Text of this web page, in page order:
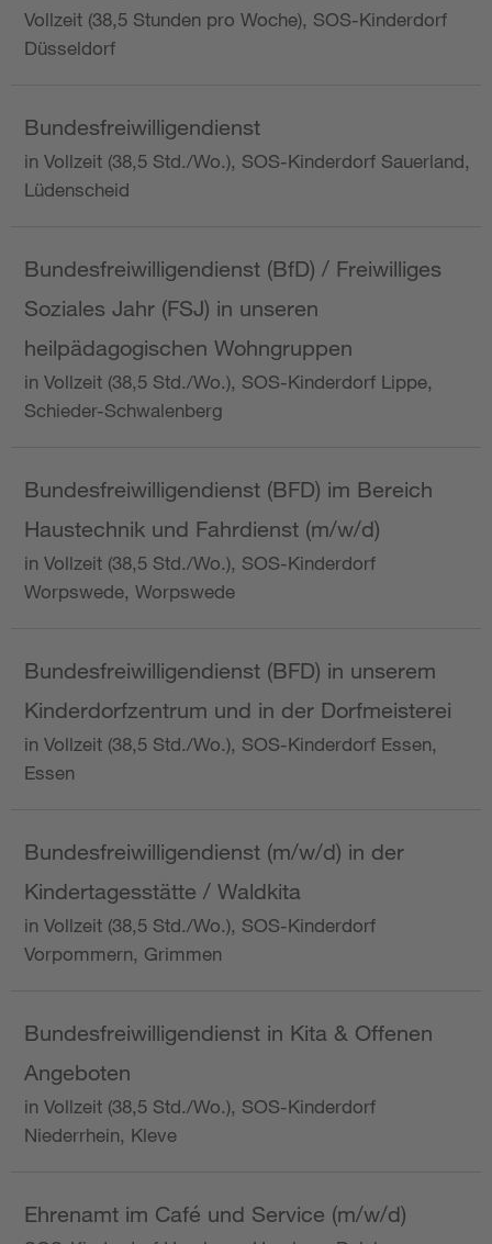
Vollzeit (38,5 Stunden pro Woche), SOS-Kinderdorf
Düsseldorf
Bundesfreiwilligendienst
in Vollzeit (38,5 Std./Wo.), SOS-Kinderdorf Sauerland,
Lüdenscheid
Bundesfreiwilligendienst (BfD) / Freiwilliges
Soziales Jahr (FSJ) in unseren
heilpädagogischen Wohngruppen
in Vollzeit (38,5 Std./Wo.), SOS-Kinderdorf Lippe,
Schieder-Schwalenberg
Bundesfreiwilligendienst (BFD) im Bereich
Haustechnik und Fahrdienst (m/w/d)
in Vollzeit (38,5 Std./Wo.), SOS-Kinderdorf
Worpswede, Worpswede
Bundesfreiwilligendienst (BFD) in unserem
Kinderdorfzentrum und in der Dorfmeisterei
in Vollzeit (38,5 Std./Wo.), SOS-Kinderdorf Essen,
Essen
Bundesfreiwilligendienst (m/w/d) in der
Kindertagesstätte / Waldkita
in Vollzeit (38,5 Std./Wo.), SOS-Kinderdorf
Vorpommern, Grimmen
Bundesfreiwilligendienst in Kita & Offenen
Angeboten
in Vollzeit (38,5 Std./Wo.), SOS-Kinderdorf
Niederrhein, Kleve
Ehrenamt im Café und Service (m/w/d)